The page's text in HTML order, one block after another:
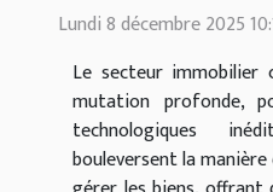
Lundi 8 décembre 2025
Le secteur immobilier
mutation profonde,
technologiques
bouleversent la